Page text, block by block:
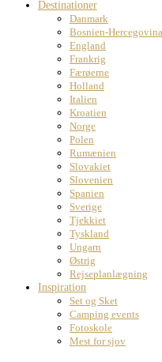
Destinationer
Danmark
Bosnien-Hercegovina
England
Frankrig
Færøerne
Holland
Italien
Kroatien
Norge
Polen
Rumænien
Slovakiet
Slovenien
Spanien
Sverige
Tjekkiet
Tyskland
Ungarn
Østrig
Rejseplanlægning
Inspiration
Set og Sket
Camping events
Fotoskole
Mest for sjov